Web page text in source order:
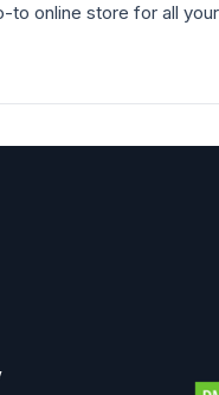
online store for all